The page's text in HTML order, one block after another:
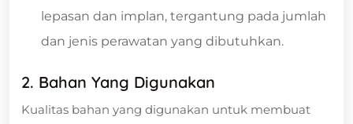
lepasan dan implan, tergantung pada jumlah
dan jenis perawatan yang dibutuhkan.
2. Bahan Yang Digunakan
Kualitas bahan yang digunakan untuk membuat